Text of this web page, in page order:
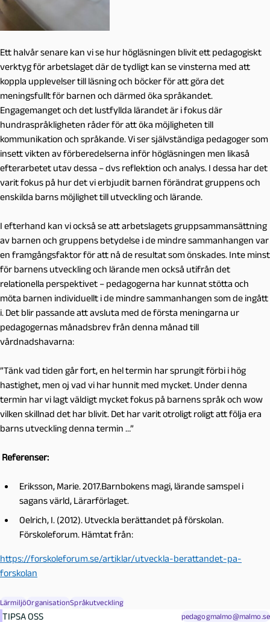
Ett halvår senare kan vi se hur högläsningen blivit ett pedagogiskt
verktyg för arbetslaget där de tydligt kan se vinsterna med att
koppla upplevelser till läsning och böcker för att göra det
meningsfullt för barnen och därmed öka språkandet.
Engagemanget och det lustfyllda lärandet är i fokus där
hundraspråkligheten råder för att öka möjligheten till
kommunikation och språkande. Vi ser självständiga pedagoger som
insett vikten av förberedelserna inför högläsningen men likaså
efterarbetet utav dessa – dvs reflektion och analys. I dessa har det
varit fokus på hur det vi erbjudit barnen förändrat gruppens och
enskilda barns möjlighet till utveckling och lärande.
I efterhand kan vi också se att arbetslagets gruppsammansättning
av barnen och gruppens betydelse i de mindre sammanhangen var
en framgångsfaktor för att nå de resultat som önskades. Inte minst
för barnens utveckling och lärande men också utifrån det
relationella perspektivet – pedagogerna har kunnat stötta och
möta barnen individuellt i de mindre sammanhangen som de ingått
i. Det blir passande att avsluta med de första meningarna ur
pedagogernas månadsbrev från denna månad till
vårdnadshavarna:
”Tänk vad tiden går fort, en hel termin har sprungit förbi i hög
hastighet, men oj vad vi har hunnit med mycket. Under denna
termin har vi lagt väldigt mycket fokus på barnens språk och wow
vilken skillnad det har blivit. Det har varit otroligt roligt att följa era
barns utveckling denna termin …”
Referenser:
Eriksson, Marie. 2017.Barnbokens magi, lärande samspel i
sagans värld, Lärarförlaget.
Oelrich, I. (2012). Utveckla berättandet på förskolan.
Förskoleforum. Hämtat från:
https://forskoleforum.se/artiklar/utveckla-berattandet-pa-
forskolan
LärmiljöOrganisationSpråkutveckling
TIPSA OSS pedagogmalmo@malmo.se